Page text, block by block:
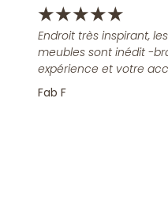
★★★★★
Endroit très inspirant,
meubles sont inédit -
expérience et votre
Fab F